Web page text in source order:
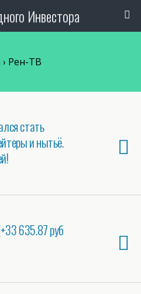
Инвестора
› Рен-ТВ
стать
и нытьё.
635.87 руб